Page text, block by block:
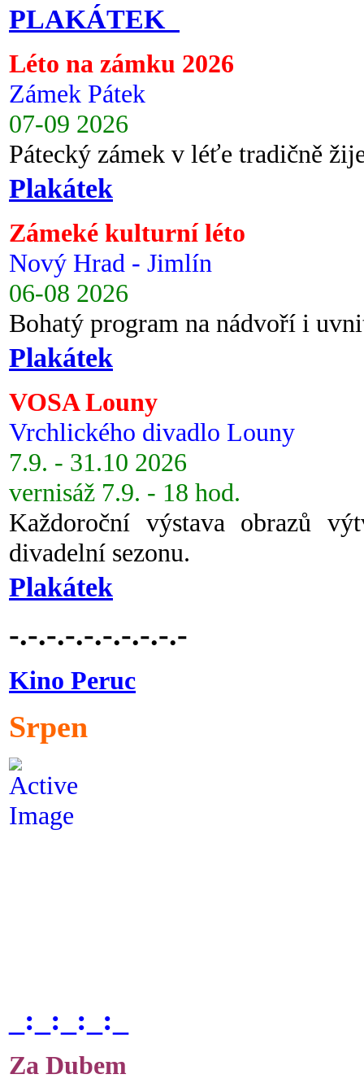
PLAKÁTEK
Léto na zámku 2026
Zámek Pátek
07-09 2026
Pátecký zámek v léťe tradičně
Plakátek
Zámeké kulturní léto
Nový Hrad - Jimlín
06-08 2026
Bohatý program na nádvoří i
Plakátek
VOSA Louny
Vrchlického divadlo Louny
7.9. - 31.10 2026
vernisáž 7.9. - 18 hod.
Každoroční výstava obrazů
divadelní sezonu.
Plakátek
-.-.-.-.-.-.-.-.-.-
Kino Peruc
Srpen
_:_:_:_:_
Za Dubem